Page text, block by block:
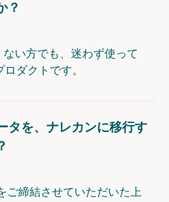
？
い方でも、迷わず使って
ダクトです。
タを、ナレカンに移行す
ご締結させていただいた上